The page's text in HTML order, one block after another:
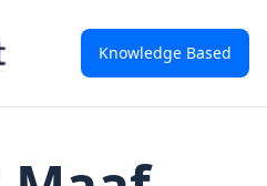
Knowledge Based